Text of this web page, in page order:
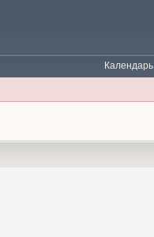
Календарь